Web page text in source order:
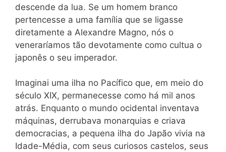
descende da lua. Se um homem branco
pertencesse a uma família que se ligasse
diretamente a Alexandre Magno, nós o
veneraríamos tão devotamente como cultua o
japonês o seu imperador.
Imaginai uma ilha no Pacífico que, em meio do
século XIX, permanecesse como há mil anos
atrás. Enquanto o mundo ocidental inventava
máquinas, derrubava monarquias e criava
democracias, a pequena ilha do Japão vivia na
Idade-Média, com seus curiosos castelos, seus